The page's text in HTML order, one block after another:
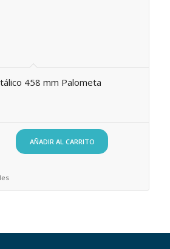
458 mm Palometa
AÑADIR AL CARRITO